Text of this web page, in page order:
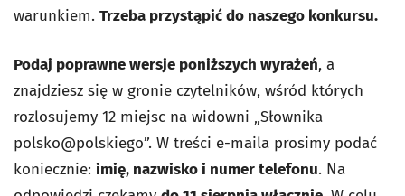
warunkiem. Trzeba przystąpić do naszego konkursu.
Podaj poprawne wersje poniższych wyrażeń, a
znajdziesz się w gronie czytelników, wśród których
rozlosujemy 12 miejsc na widowni „Słownika
polsko@polskiego”. W treści e-maila prosimy podać
koniecznie: imię, nazwisko i numer telefonu. Na